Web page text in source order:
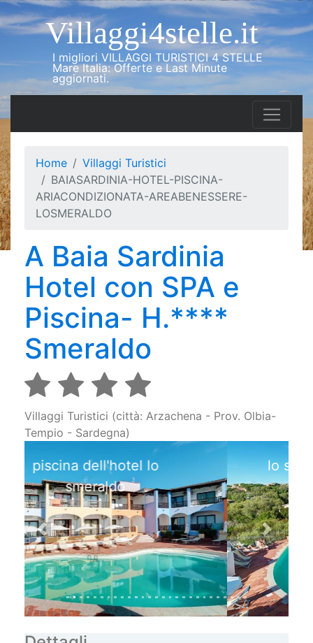
Villaggi4stelle.it
I migliori VILLAGGI TURISTICI 4 STELLE
Mare Italia: Offerte e Last Minute
aggiornati.
Home
Villaggi Turistici
BAIASARDINIA-HOTEL-PISCINA-
ARIACONDIZIONATA-AREABENESSERE-
LOSMERALDO
A Baia Sardinia
Hotel con SPA e
Piscina- H.****
Smeraldo
Villaggi Turistici (città: Arzachena - Prov. Olbia-
Tempio - Sardegna)
lo splendido hotel 4 stelle a
baja sardinia
Previous Next